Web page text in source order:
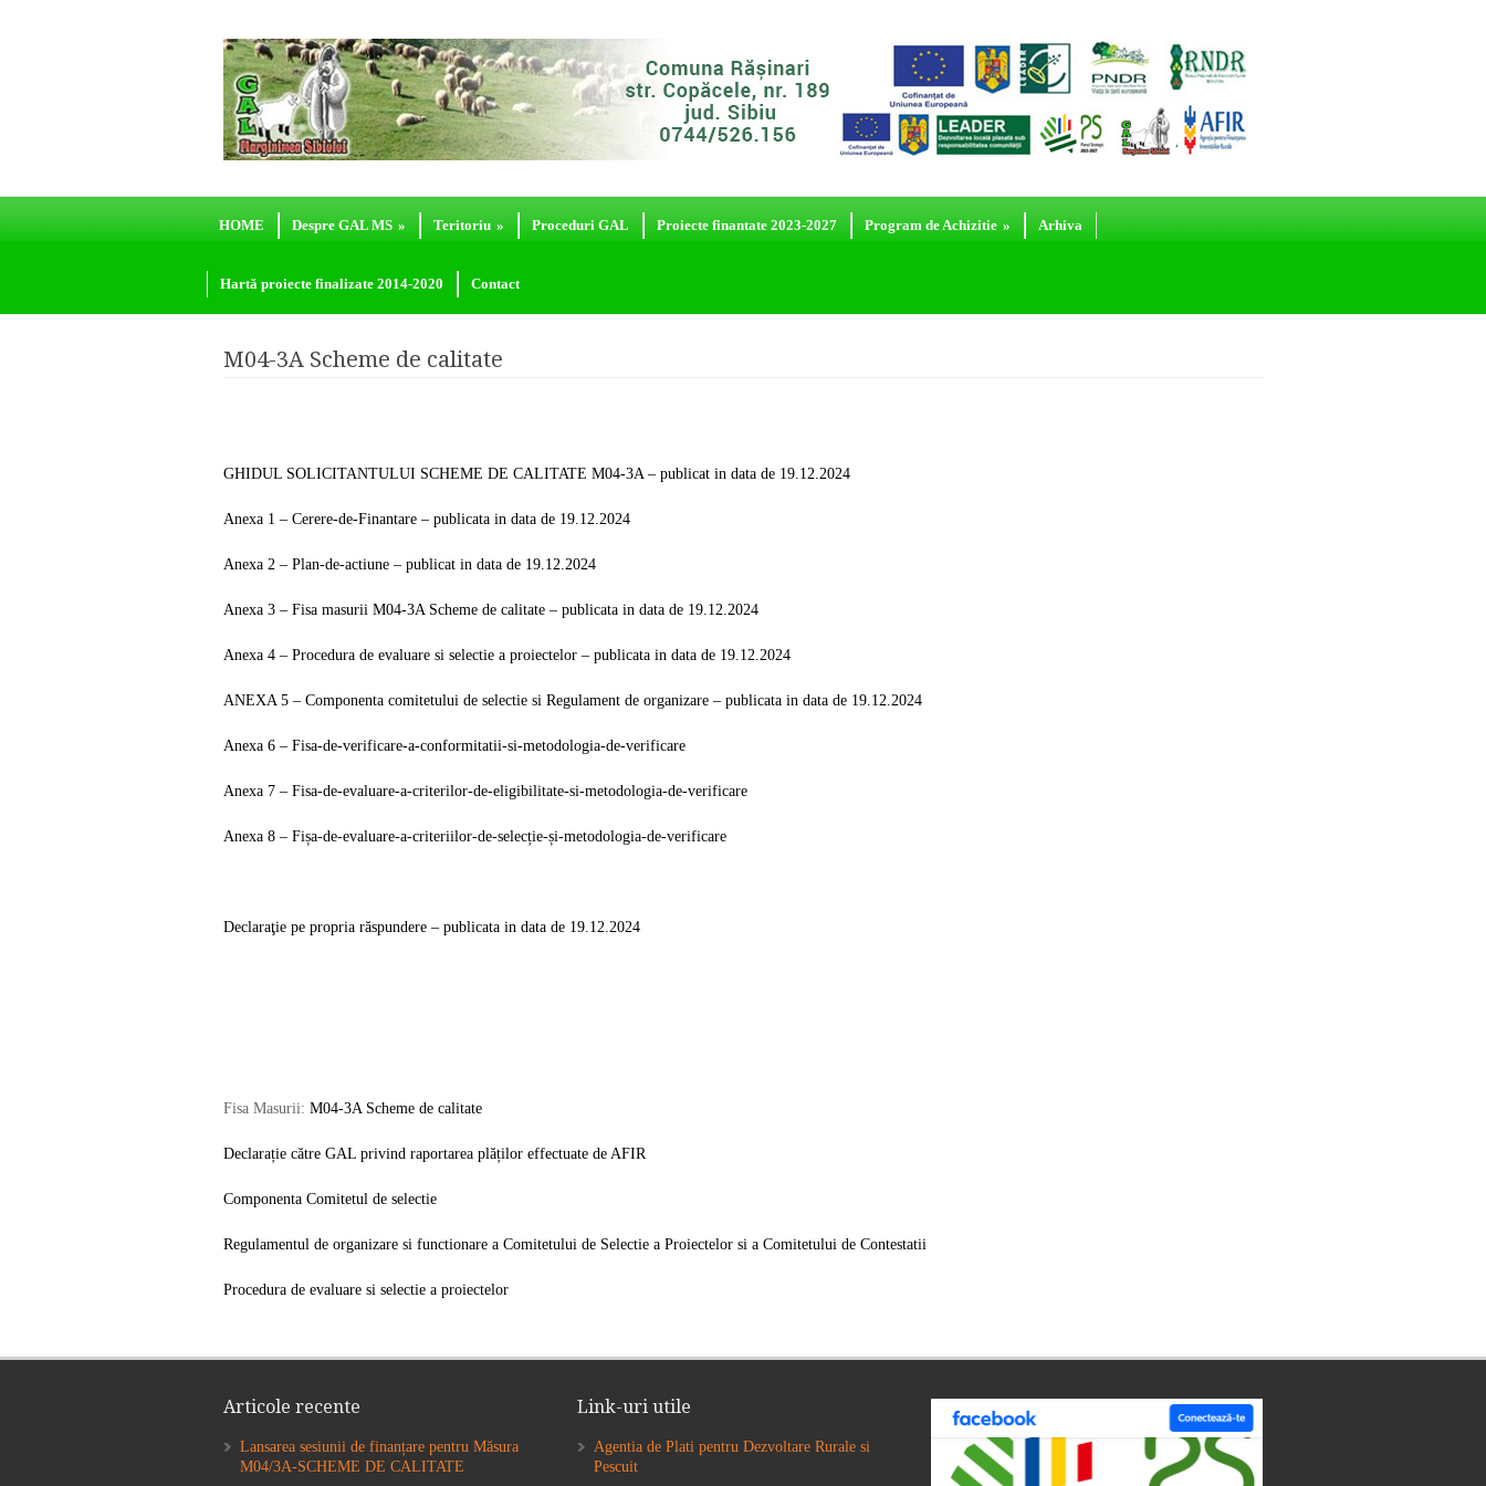
HOME Despre GAL MS » Teritoriu » Proceduri GAL Proiecte finantate 2023-2027 Program de Achizitie » Arhiva
Hartă proiecte finalizate 2014-2020 Contact
M04-3A Scheme de calitate
GHIDUL SOLICITANTULUI SCHEME DE CALITATE M04-3A– publicat in data de 19.12.2024
Anexa 1 – Cerere-de-Finantare – publicata in data de 19.12.2024
Anexa 2 – Plan-de-actiune – publicat in data de 19.12.2024
Anexa 3 – Fisa masurii M04-3A Scheme de calitate – publicata in data de 19.12.2024
Anexa 4 – Procedura de evaluare si selectie a proiectelor – publicata in data de 19.12.2024
ANEXA 5 – Componenta comitetului de selectie si Regulament de organizare – publicata in data de 19.12.2024
Anexa 6 – Fisa-de-verificare-a-conformitatii-si-metodologia-de-verificare
Anexa 7 – Fisa-de-evaluare-a-criterilor-de-eligibilitate-si-metodologia-de-verificare
Anexa 8 – Fișa-de-evaluare-a-criteriilor-de-selecție-și-metodologia-de-verificare
Declaraţie pe propria răspundere – publicata in data de 19.12.2024
Fisa Masurii: M04-3A Scheme de calitate
Declarație către GAL privind raportarea plăților effectuate de AFIR
Componenta Comitetul de selectie
Regulamentul de organizare si functionare a Comitetului de Selectie a Proiectelor si a Comitetului de Contestatii
Procedura de evaluare si selectie a proiectelor
Articole recente
Lansarea sesiunii de finanțare pentru Măsura
M04/3A-SCHEME DE CALITATE
Link-uri utile
Agentia de Plati pentru Dezvoltare Rurale si
Pescuit